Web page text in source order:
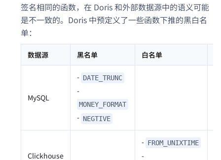
签名相同的函数，在 Doris 和外部数据源中的语义可能
是不一致的。Doris 中预定义了一些函数下推的黑白名
单：
数据源 黑名单 白名单
MySQL
- DATE_TRUNC
-
MONEY_FORMAT
- NEGTIVE
Clickhouse
- FROM_UNIXTIME
-